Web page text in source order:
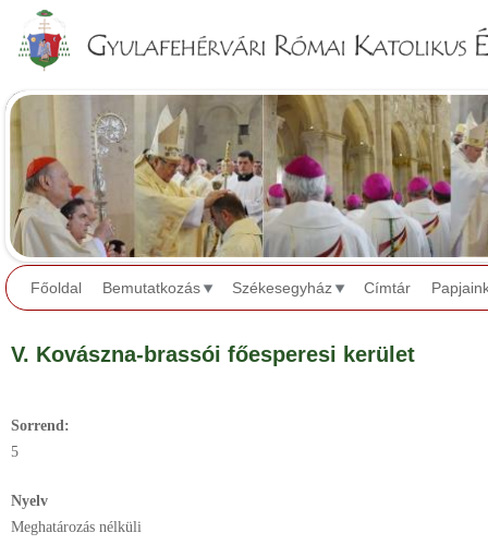
Főoldal Bemutatkozás Székesegyház Címtár
V. Kovászna-brassói főesperesi kerület
Sorrend:
5
Nyelv
Meghatározás nélküli